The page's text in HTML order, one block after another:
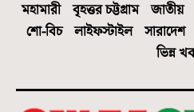
মহামারী বৃহত্তর চট্টগ্রাম জাতীয়
শো-বিচ
লাইফস্টাইল সারাদেশ
ভিন্ন